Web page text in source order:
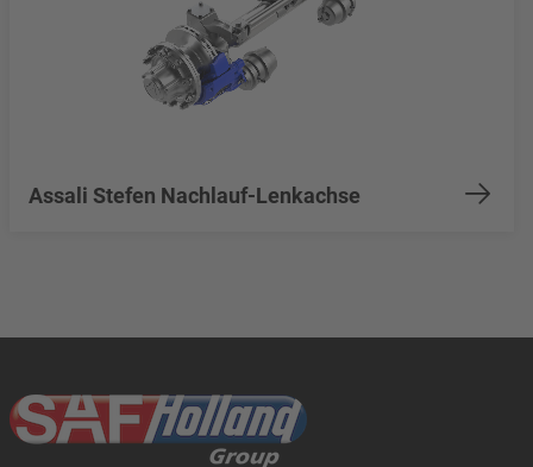
Assali Stefen Nachlauf-Lenkachse